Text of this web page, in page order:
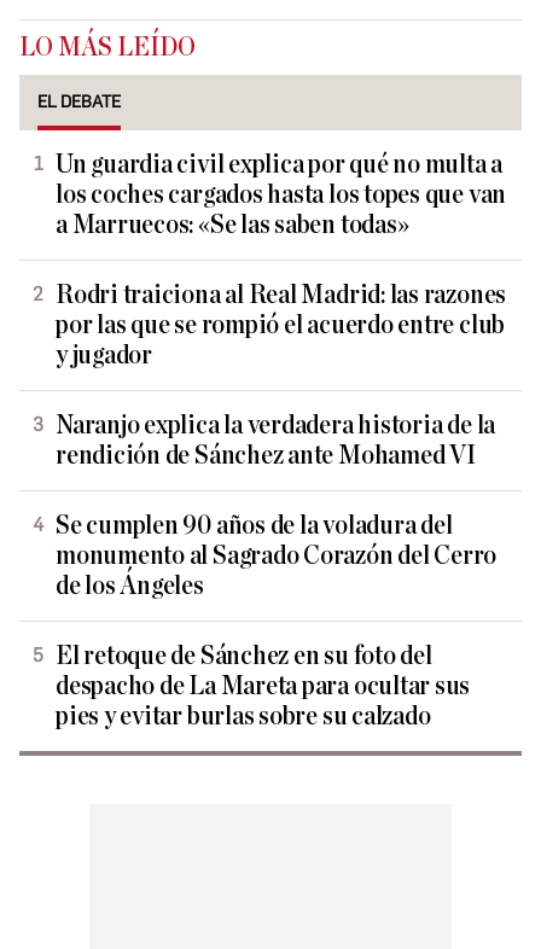
LO MÁS LEÍDO
EL DEBATE
Un guardia civil explica por qué no multa a
los coches cargados hasta los topes que van
a Marruecos: «Se las saben todas»
Rodri traiciona al Real Madrid: las razones
por las que se rompió el acuerdo entre club
y jugador
Naranjo explica la verdadera historia de la
rendición de Sánchez ante Mohamed VI
Se cumplen 90 años de la voladura del
monumento al Sagrado Corazón del Cerro
de los Ángeles
El retoque de Sánchez en su foto del
despacho de La Mareta para ocultar sus
pies y evitar burlas sobre su calzado